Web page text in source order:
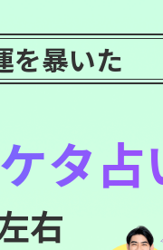
を暴いた
タ占
右